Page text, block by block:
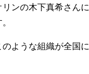
ンの木下真希さん
ような組織が全国